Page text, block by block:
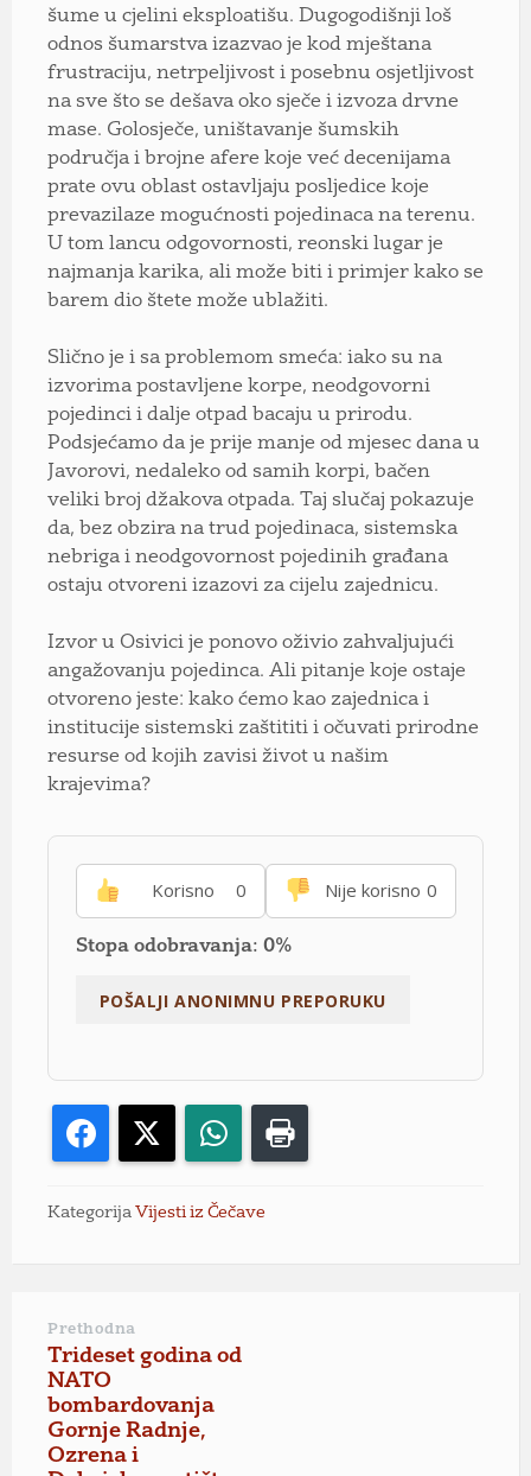
šume u cjelini eksploatišu. Dugogodišnji loš
odnos šumarstva izazvao je kod mještana
frustraciju, netrpeljivost i posebnu osjetljivost
na sve što se dešava oko sječe i izvoza drvne
mase. Golosječe, uništavanje šumskih
područja i brojne afere koje već decenijama
prate ovu oblast ostavljaju posljedice koje
prevazilaze mogućnosti pojedinaca na terenu.
U tom lancu odgovornosti, reonski lugar je
najmanja karika, ali može biti i primjer kako se
barem dio štete može ublažiti.
Slično je i sa problemom smeća: iako su na
izvorima postavljene korpe, neodgovorni
pojedinci i dalje otpad bacaju u prirodu.
Podsjećamo da je prije manje od mjesec dana u
Javorovi, nedaleko od samih korpi, bačen
veliki broj džakova otpada. Taj slučaj pokazuje
da, bez obzira na trud pojedinaca, sistemska
nebriga i neodgovornost pojedinih građana
ostaju otvoreni izazovi za cijelu zajednicu.
Izvor u Osivici je ponovo oživio zahvaljujući
angažovanju pojedinca. Ali pitanje koje ostaje
otvoreno jeste: kako ćemo kao zajednica i
institucije sistemski zaštititi i očuvati prirodne
resurse od kojih zavisi život u našim
krajevima?
Korisno 0 Nije korisno 0
Stopa odobravanja: 0%
Facebook WhatsApp
Kategorija Vijesti iz Čečave
Prethodna
Trideset godina od
NATO
bombardovanja
Gornje Radnje,
Ozrena i